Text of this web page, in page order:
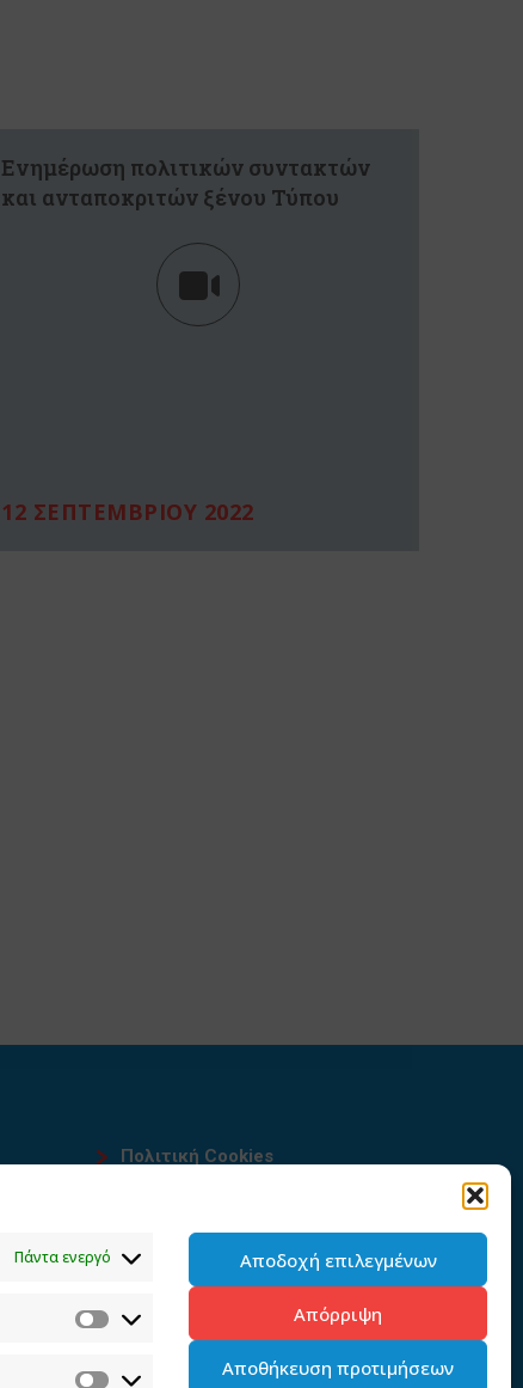
Πάντα ενεργό Αποδοχή επιλεγμένων
Απόρριψη
Αποθήκευση προτιμήσεων
Ενημέρωση πολιτικών συντακτών
και ανταποκριτών ξένου Τύπου
12 ΣΕΠΤΕΜΒΡΙΟΥ 2022
Πολιτική Cookies
Πολιτική προστασίας
προσωπικών δεδομένων του
παρόντος ιστότοπου
Διαχείρηση συγκατάθεσης